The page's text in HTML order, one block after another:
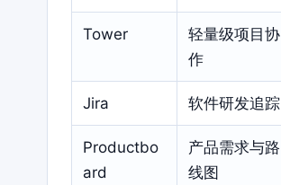
Tower
轻量级项目协
作
Jira 软件研发追踪
Productbo
ard
产品需求与路
线图